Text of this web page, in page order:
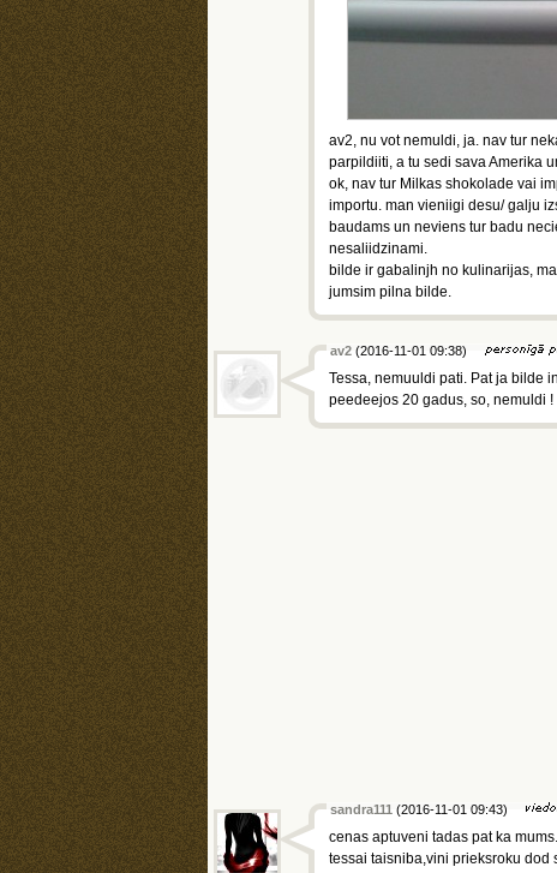
av2, nu vot nemuldi, ja. nav tur
parpildiiti, a tu sedi sava Amerika
ok, nav tur Milkas shokolade vai
importu. man vieniigi desu/ galju
baudams un neviens tur badu
nesaliidzinami.
bilde ir gabalinjh no kulinarijas,
jumsim pilna bilde.
av2 (2016-11-01 09:38)
Tessa, nemuuldi pati. Pat ja bilde
peedeejos 20 gadus, so, nemuldi !
sandra111 (2016-11-01 09:43)
cenas aptuveni tadas pat ka mums.
tessai taisniba,vini prieksroku dod